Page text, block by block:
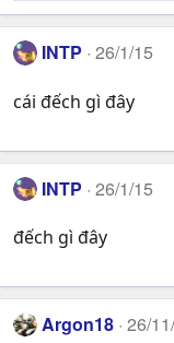
INTP 26/1/15
cái đếch gì đây
INTP 26/1/15
đếch gì đây
Argon18 26/